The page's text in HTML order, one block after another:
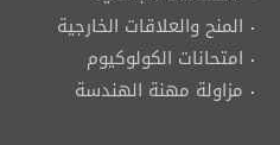
المنح والعلاقات الخارجية
امتحانات الكولوكيوم
مزاولة مهنة الهندسة